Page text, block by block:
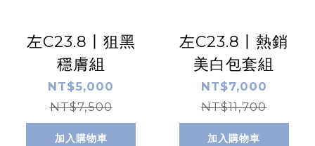
左C23.8丨狙黑
穩膚組
NT$5,000
NT$7,500
加入購物車
左C23.8丨熱銷
美白包套組
NT$7,000
NT$11,700
加入購物車